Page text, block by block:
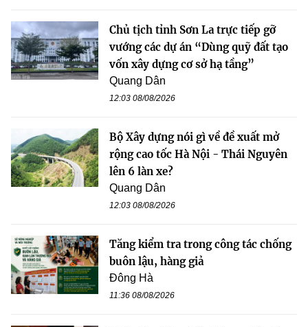
Chủ tịch tỉnh Sơn La trực tiếp gỡ
vướng các dự án “Dùng quỹ đất tạo
vốn xây dựng cơ sở hạ tầng”
Quang Dân
12:03 08/08/2026
Bộ Xây dựng nói gì về đề xuất mở
rộng cao tốc Hà Nội - Thái Nguyên
lên 6 làn xe?
Quang Dân
12:03 08/08/2026
Tăng kiểm tra trong công tác chống
buôn lậu, hàng giả
Đông Hà
11:36 08/08/2026